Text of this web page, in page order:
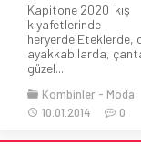
Kapitone 2020 kış
kıyafetlerinde
heryerde!Eteklerde,
ayakkabılarda,
güzel...
Kombinler
Moda
10.01.2014
0